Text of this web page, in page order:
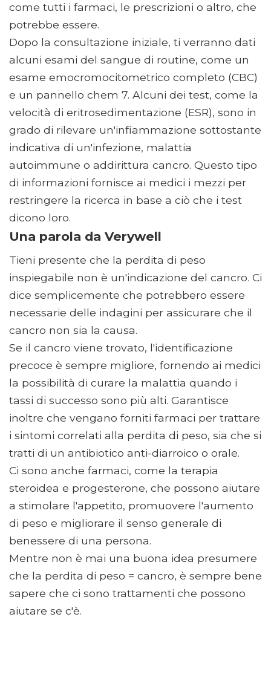
come tutti i farmaci, le prescrizioni o altro, che
potrebbe essere.
Dopo la consultazione iniziale, ti verranno dati
alcuni esami del sangue di routine, come un
esame emocromocitometrico completo (CBC)
e un pannello chem 7. Alcuni dei test, come la
velocità di eritrosedimentazione (ESR), sono in
grado di rilevare un'infiammazione sottostante
indicativa di un'infezione, malattia
autoimmune o addirittura cancro. Questo tipo
di informazioni fornisce ai medici i mezzi per
restringere la ricerca in base a ciò che i test
dicono loro.
Una parola da Verywell
Tieni presente che la perdita di peso
inspiegabile non è un'indicazione del cancro. Ci
dice semplicemente che potrebbero essere
necessarie delle indagini per assicurare che il
cancro non sia la causa.
Se il cancro viene trovato, l'identificazione
precoce è sempre migliore, fornendo ai medici
la possibilità di curare la malattia quando i
tassi di successo sono più alti. Garantisce
inoltre che vengano forniti farmaci per trattare
i sintomi correlati alla perdita di peso, sia che si
tratti di un antibiotico anti-diarroico o orale.
Ci sono anche farmaci, come la terapia
steroidea e progesterone, che possono aiutare
a stimolare l'appetito, promuovere l'aumento
di peso e migliorare il senso generale di
benessere di una persona.
Mentre non è mai una buona idea presumere
che la perdita di peso = cancro, è sempre bene
sapere che ci sono trattamenti che possono
aiutare se c'è.